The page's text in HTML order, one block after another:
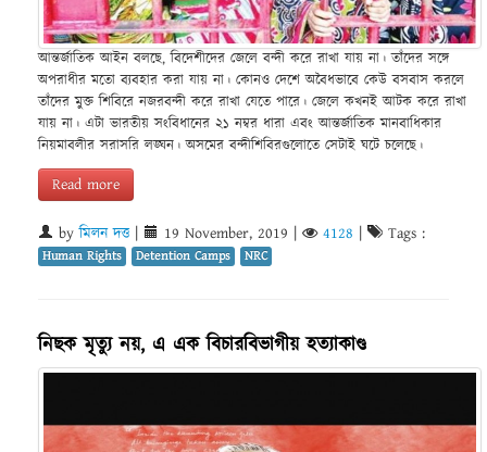
আন্তর্জাতিক আইন বলছে, বিদেশীদের জেলে বন্দী করে রাখা যায় না। তাঁদের সঙ্গে
অপরাধীর মতো ব্যবহার করা যায় না। কোনও দেশে অবৈধভাবে কেউ বসবাস করলে
তাঁদের মুক্ত শিবিরে নজরবন্দী করে রাখা যেতে পারে। জেলে কখনই আটক করে রাখা
যায় না। এটা ভারতীয় সংবিধানের ২১ নম্বর ধারা এবং আন্তর্জাতিক মানবাধিকার
নিয়মাবলীর সরাসরি লঙ্ঘন। অসমের বন্দীশিবিরগুলোতে সেটাই ঘটে চলেছে।
Read more
byমিলন দত্ত| 19 November, 2019 4128 Tags :
Human Rights Detention Camps NRC
নিছক মৃত্যু নয়, এ এক বিচারবিভাগীয় হত্যাকাণ্ড